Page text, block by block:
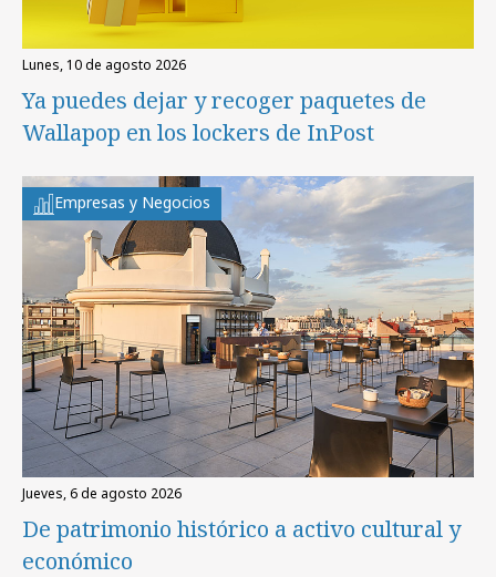
lunes, 10 de agosto 2026
Ya puedes dejar y recoger paquetes de
Wallapop en los lockers de InPost
Empresas y Negocios
jueves, 6 de agosto 2026
De patrimonio histórico a activo cultural y
económico